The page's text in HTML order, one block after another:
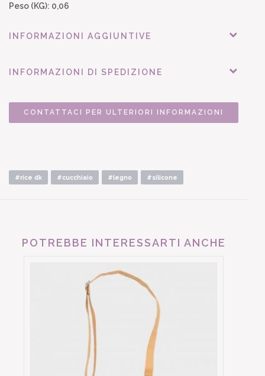
Peso (KG): 0,06
INFORMAZIONI AGGIUNTIVE
INFORMAZIONI DI SPEDIZIONE
CONTATTACI PER ULTERIORI INFORMAZIONI
#rice dk #cucchiaio #legno #silicone
POTREBBE INTERESSARTI ANCHE